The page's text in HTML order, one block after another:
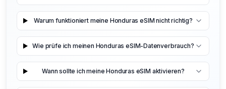
Warum funktioniert meine Honduras eSIM nicht richtig?
Wie prüfe ich meinen Honduras eSIM-Datenverbrauch?
Wann sollte ich meine Honduras eSIM aktivieren?